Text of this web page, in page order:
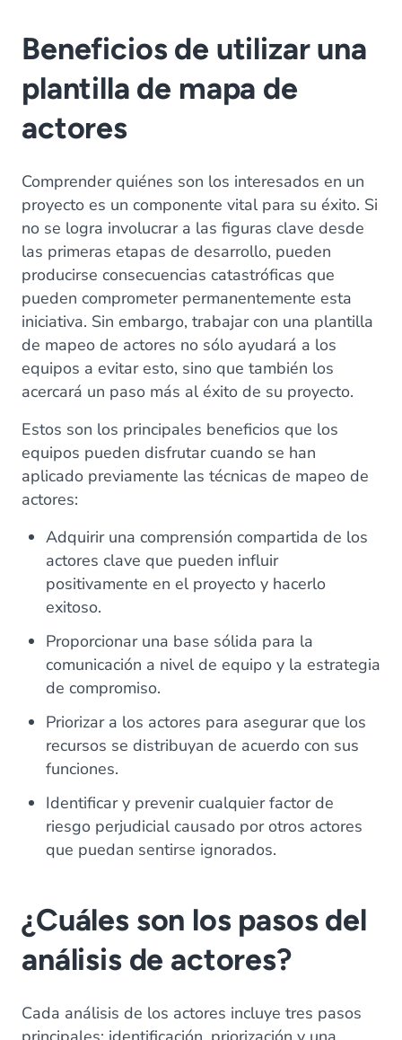
Beneficios de utilizar una
plantilla de mapa de
actores
Comprender quiénes son los interesados en un
proyecto es un componente vital para su éxito. Si
no se logra involucrar a las figuras clave desde
las primeras etapas de desarrollo, pueden
producirse consecuencias catastróficas que
pueden comprometer permanentemente esta
iniciativa. Sin embargo, trabajar con una plantilla
de mapeo de actores no sólo ayudará a los
equipos a evitar esto, sino que también los
acercará un paso más al éxito de su proyecto.
Estos son los principales beneficios que los
equipos pueden disfrutar cuando se han
aplicado previamente las técnicas de mapeo de
actores:
Adquirir una comprensión compartida de los
actores clave que pueden influir
positivamente en el proyecto y hacerlo
exitoso.
Proporcionar una base sólida para la
comunicación a nivel de equipo y la estrategia
de compromiso.
Priorizar a los actores para asegurar que los
recursos se distribuyan de acuerdo con sus
funciones.
Identificar y prevenir cualquier factor de
riesgo perjudicial causado por otros actores
que puedan sentirse ignorados.
¿Cuáles son los pasos del
análisis de actores?
Cada análisis de los actores incluye tres pasos